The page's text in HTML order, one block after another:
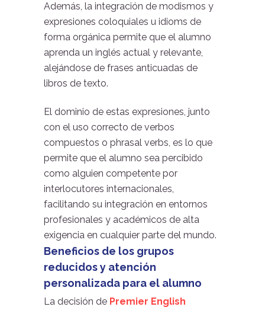
Además, la integración de modismos y
expresiones coloquiales u idioms de
forma orgánica permite que el alumno
aprenda un inglés actual y relevante,
alejándose de frases anticuadas de
libros de texto.
El dominio de estas expresiones, junto
con el uso correcto de verbos
compuestos o phrasal verbs, es lo que
permite que el alumno sea percibido
como alguien competente por
interlocutores internacionales,
facilitando su integración en entornos
profesionales y académicos de alta
exigencia en cualquier parte del mundo.
Beneficios de los grupos
reducidos y atención
personalizada para el alumno
La decisión de Premier English